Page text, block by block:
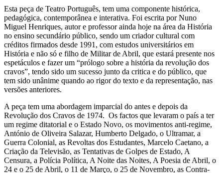
Esta peça de Teatro Português, tem uma componente histórica,
pedagógica, contemporânea e interativa. Foi escrita por Nuno
Miguel Henriques, autor e professor ainda hoje na área da História
no ensino secundário público, sendo um criador cultural com
créditos firmados desde 1991, com estudos universitários em
História e não só e filho de Militar de Abril, que estará presente nos
espetáculos e fazer um “prólogo sobre a história da revolução dos
cravos”, tendo sido um sucesso junto da critica e do público, que
tem sido unânime quando ao rigor do texto e da representação, nas
versões anteriores.
A peça tem uma abordagem imparcial do antes e depois da
Revolução dos Cravos de 1974. Os factos que levaram o país a ter
um regime ditatorial e o Estado Novo, os movimentos anti-regime,
António de Oliveira Salazar, Humberto Delgado, o Ultramar, a
Guerra Colonial, as Revoltas dos Estudantes, Marcelo Caetano, a
Criação da Televisão, as Tentativas de Golpes de Estado, A
Censura, a Polícia Política, A Noite das Noites, A Poesia de Abril, o
24 e o 25 de Abril, o 11 de Março, o 25 de Novembro, as Contra-